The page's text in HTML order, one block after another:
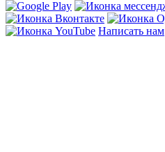
Написать нам